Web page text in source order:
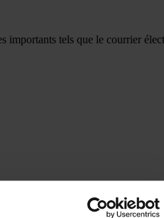
importants tels que le courrier